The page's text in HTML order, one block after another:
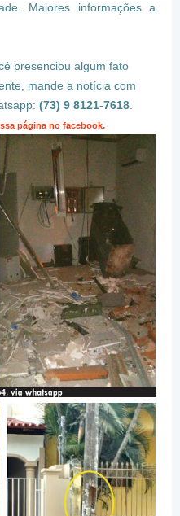
Maiores informações a
presenciou algum fato
mande a notícia com
(73) 9 8121-7618
página no facebook.